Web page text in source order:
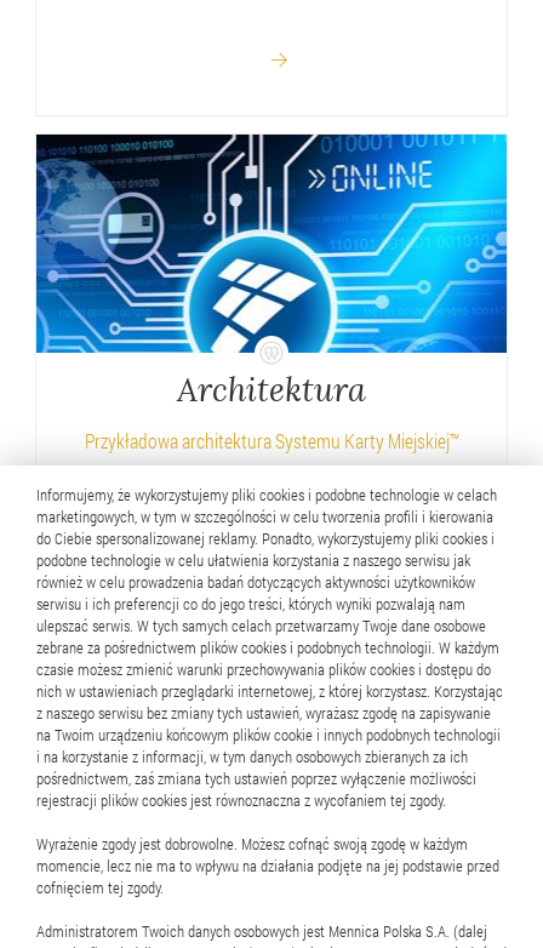
Informujemy, że wykorzystujemy pliki cookies i podobne technologie w celach
marketingowych, w tym w szczególności w celu tworzenia profili i kierowania
do Ciebie spersonalizowanej reklamy. Ponadto, wykorzystujemy pliki cookies i
podobne technologie w celu ułatwienia korzystania z naszego serwisu jak
również w celu prowadzenia badań dotyczących aktywności użytkowników
serwisu i ich preferencji co do jego treści, których wyniki pozwalają nam
ulepszać serwis. W tych samych celach przetwarzamy Twoje dane osobowe
zebrane za pośrednictwem plików cookies i podobnych technologii. W każdym
czasie możesz zmienić warunki przechowywania plików cookies i dostępu do
nich w ustawieniach przeglądarki internetowej, z której korzystasz. Korzystając
z naszego serwisu bez zmiany tych ustawień, wyrażasz zgodę na zapisywanie
na Twoim urządzeniu końcowym plików cookie i innych podobnych technologii
i na korzystanie z informacji, w tym danych osobowych zbieranych za ich
pośrednictwem, zaś zmiana tych ustawień poprzez wyłączenie możliwości
rejestracji plików cookies jest równoznaczna z wycofaniem tej zgody.
Wyrażenie zgody jest dobrowolne. Możesz cofnąć swoją zgodę w każdym
momencie, lecz nie ma to wpływu na działania podjęte na jej podstawie przed
cofnięciem tej zgody.
Administratorem Twoich danych osobowych jest Mennica Polska S.A. (dalej
Architektura
Przykładowa architektura Systemu Karty Miejskiej™
Oprogramowanie
Gold™ - oprogramowanie do obsługi naszego systemu